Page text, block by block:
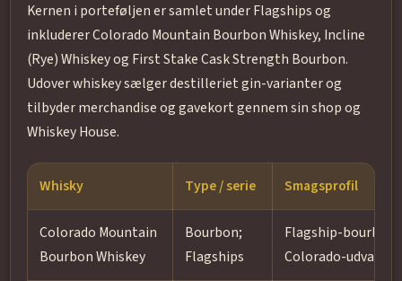
Kernen i porteføljen er samlet under Flagships og
inkluderer Colorado Mountain Bourbon Whiskey, Incline
(Rye) Whiskey og First Stake Cask Strength Bourbon.
Udover whiskey sælger destilleriet gin-varianter og
tilbyder merchandise og gavekort gennem sin shop og
Whiskey House.
Whisky Type / serie Smagsprofil
Colorado Mountain
Bourbon Whiskey
Bourbon;
Flagships
Flagship-bourbon
Colorado-udvalg.